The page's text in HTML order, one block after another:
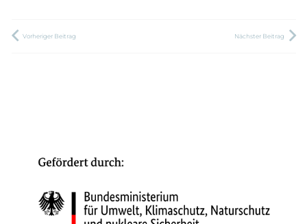
Vorheriger Beitrag Nächster Beitrag